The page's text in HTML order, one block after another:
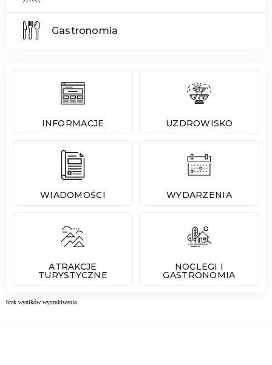
Gastronomia
INFORMACJE UZDROWISKO
WIADOMOŚCI WYDARZENIA
ATRAKCJE
TURYSTYCZNE
NOCLEGI I
GASTRONOMIA
brak wyników wyszukiwania